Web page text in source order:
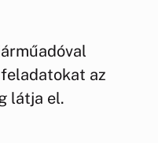
az
látja el.